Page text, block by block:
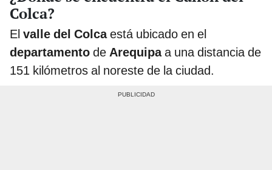
Colca?
El valle del Colcaestá ubicado en el
departamento de Arequipaa una distancia de
151 kilómetros al noreste de la ciudad.